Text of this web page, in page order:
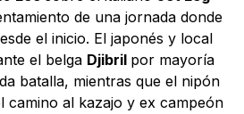
de una jornada donde
el inicio. El japonés y local
el belga Djibril por mayoría
batalla, mientras que el nipón
camino al kazajo y ex campeón